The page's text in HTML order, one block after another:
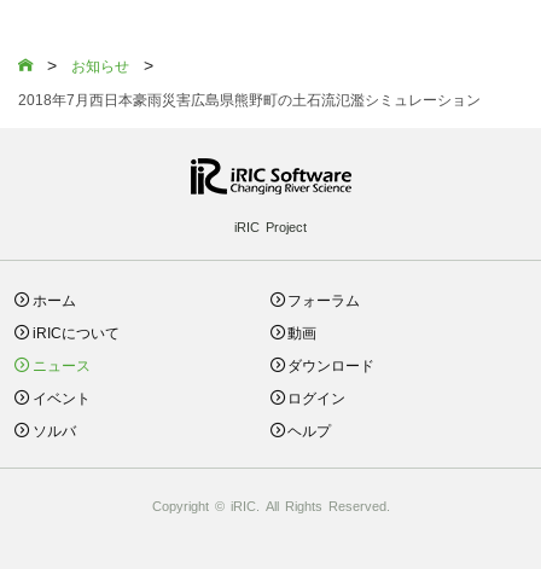
 > お知らせ >
2018年7月西日本豪雨災害広島県熊野町の土石流氾濫シミュレーション
iRIC Project
ホーム
iRICについて
ニュース
イベント
ソルバ
フォーラム
動画
ダウンロード
ログイン
ヘルプ
Copyright © iRIC. All Rights Reserved.